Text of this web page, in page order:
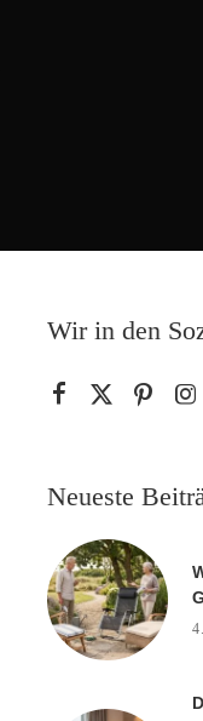
Wir in den
Neueste